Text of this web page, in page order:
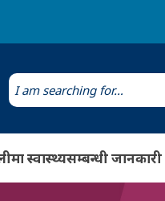
स्वास्थ्यसम्बन्धी